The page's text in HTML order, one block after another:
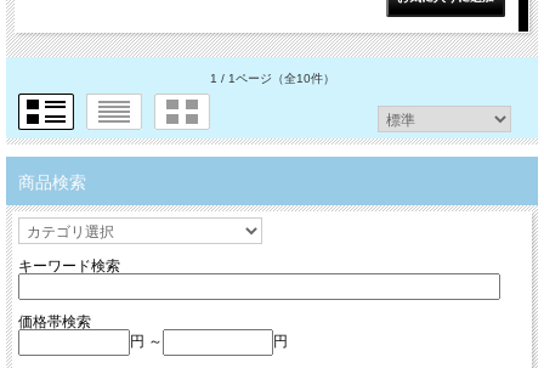
1 / 1ページ （全10件）
商品検索
キーワード検索
価格帯検索
円 ～
円